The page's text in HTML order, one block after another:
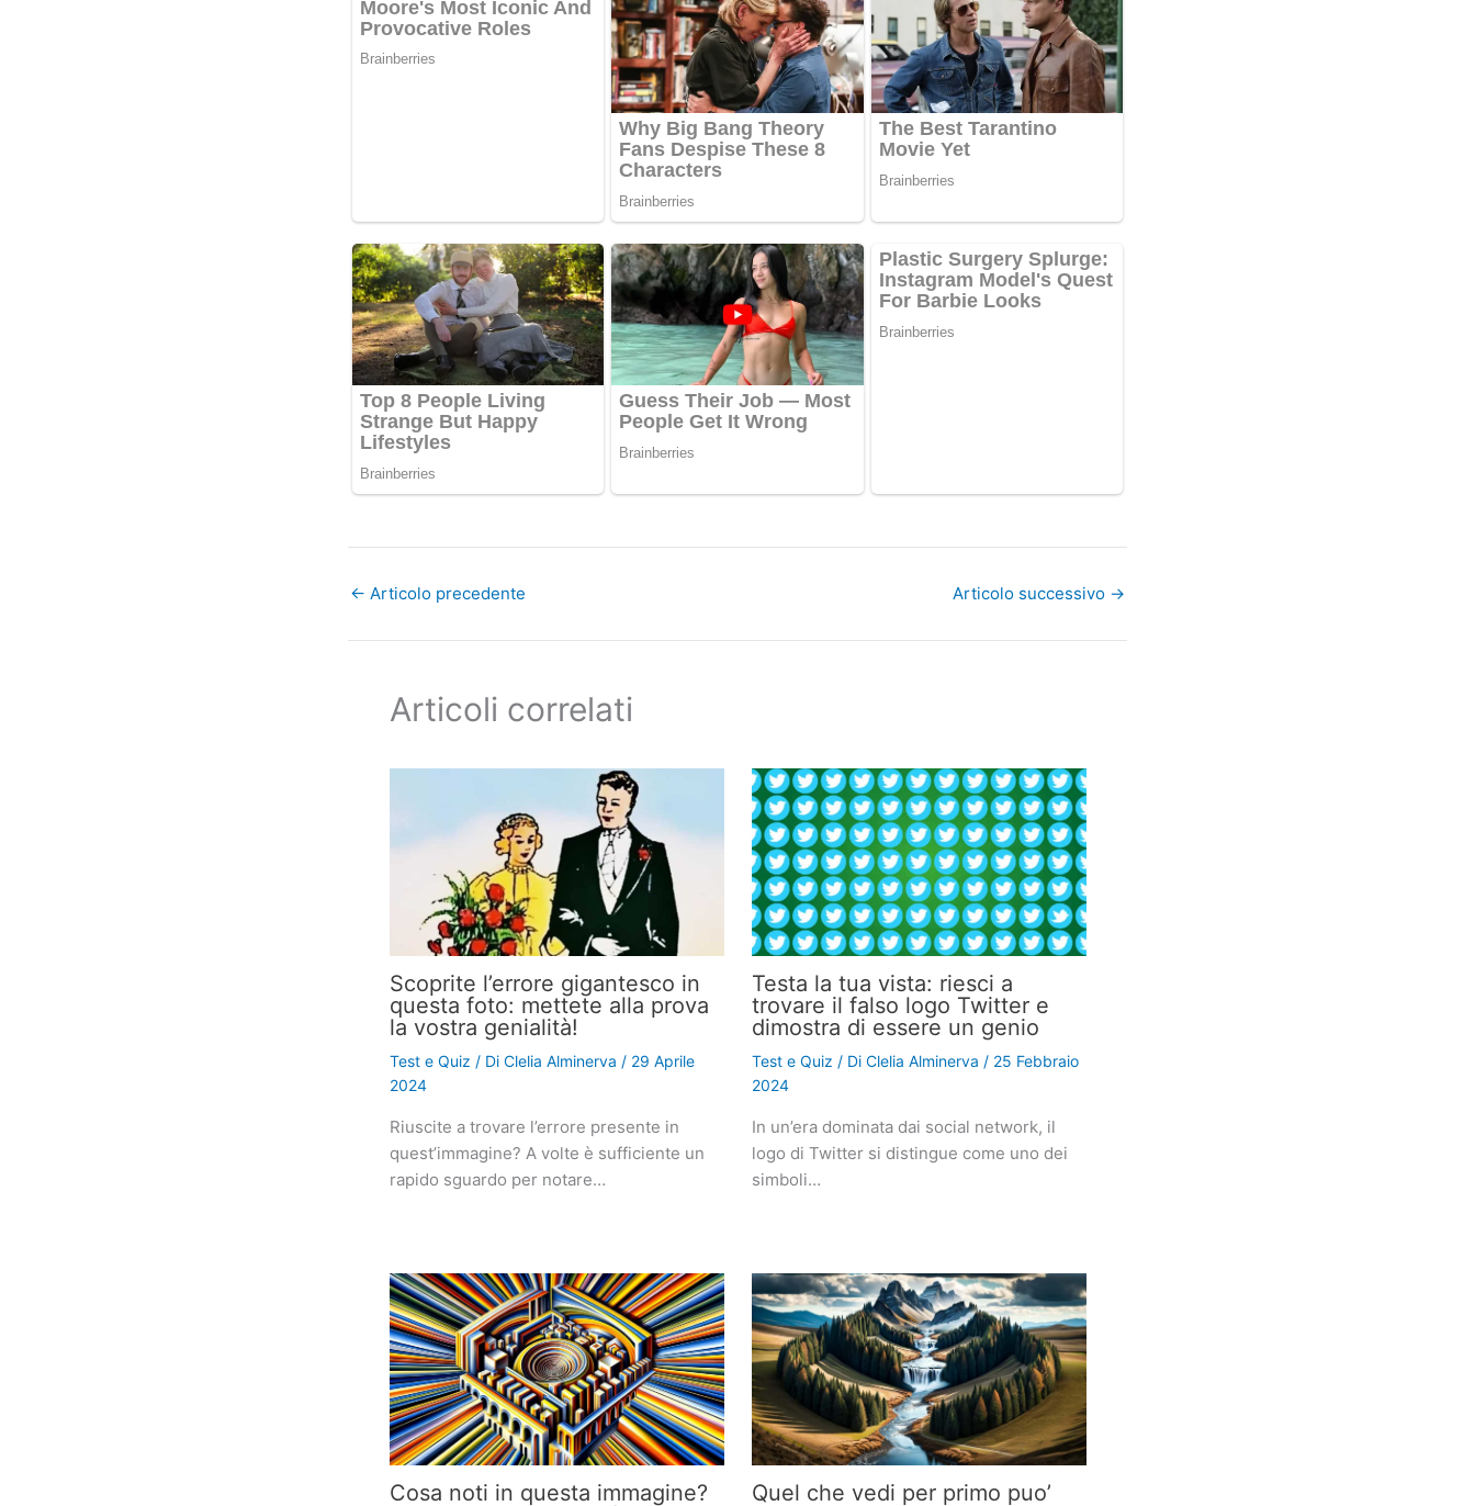
← Articolo precedente Articolo successivo →
Articoli correlati
Scoprite l’errore gigantesco in
questa foto: mettete alla prova
la vostra genialità!
Test e Quiz / Di Clelia Alminerva / 29 Aprile
2024
Riuscite a trovare l’errore presente in
quest’immagine? A volte è sufficiente un
rapido sguardo per notare…
Testa la tua vista: riesci a
trovare il falso logo Twitter e
dimostra di essere un genio
Test e Quiz / Di Clelia Alminerva / 25 Febbraio
2024
In un’era dominata dai social network, il
logo di Twitter si distingue come uno dei
simboli…
Cosa noti in questa immagine?
Quel che vedi per primo puo’